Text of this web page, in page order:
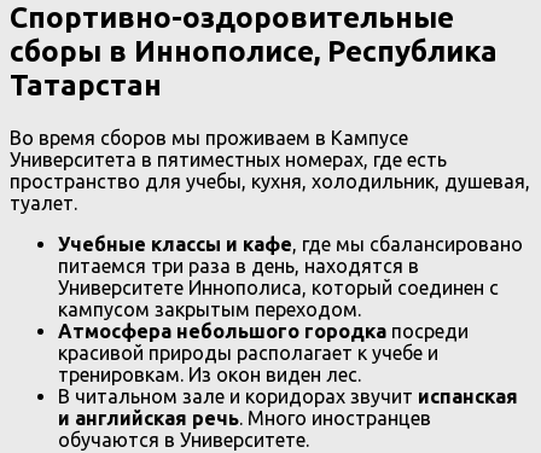
Спортивно-оздоровительные
сборы в Иннополисе, Республика
Татарстан
Во время сборов мы проживаем в Кампусе
Университета в пятиместных номерах, где есть
пространство для учебы, кухня, холодильник, душевая,
туалет.
Учебные классы и кафе, где мы сбалансировано
питаемся три раза в день, находятся в
Университете Иннополиса, который соединен с
кампусом закрытым переходом.
Атмосфера небольшого городка посреди
красивой природы располагает к учебе и
тренировкам. Из окон виден лес.
В читальном зале и коридорах звучит испанская
и английская речь. Много иностранцев
обучаются в Университете.